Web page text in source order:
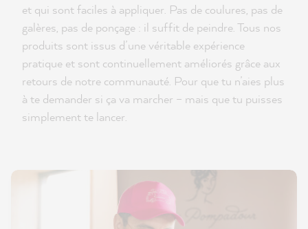
et qui sont faciles à appliquer. Pas de coulures, pas de
galères, pas de ponçage : il suffit de peindre. Tous nos
produits sont issus d’une véritable expérience
pratique et sont continuellement améliorés grâce aux
retours de notre communauté. Pour que tu n’aies plus
à te demander si ça va marcher – mais que tu puisses
simplement te lancer.